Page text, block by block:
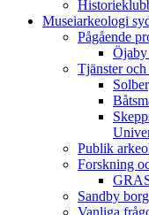
Museiarkeologi
Pågående
Tjänster
Publik
Forskning
Sandby borg
Vanliga